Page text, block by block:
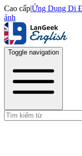
Cao cấp|Ứng Dụng Di
ảnh
Toggle navigation